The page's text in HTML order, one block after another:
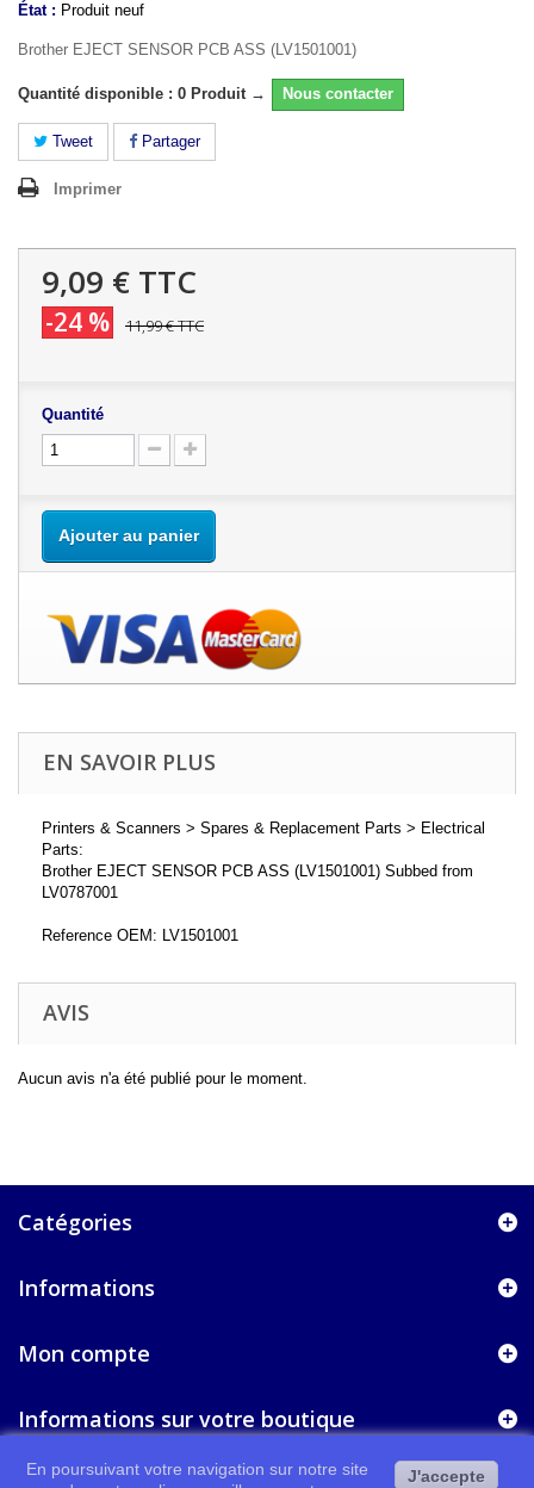
État : Produit neuf
Brother EJECT SENSOR PCB ASS (LV1501001)
Quantité disponible : 0 Produit → Nous contacter
Tweet Partager
Imprimer
9,09 € TTC
-24 % 11,99 €TTC
Quantité
Ajouter au panier
EN SAVOIR PLUS
Printers & Scanners > Spares & Replacement Parts > Electrical
Parts:
Brother EJECT SENSOR PCB ASS (LV1501001) Subbed from
LV0787001
Reference OEM: LV1501001
AVIS
Aucun avis n'a été publié pour le moment.
Catégories
Informations
Mon compte
Informations sur votre boutique
En poursuivant votre navigation sur notre site
J'accepte